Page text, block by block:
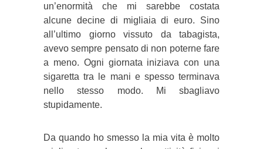
un’enormità che mi sarebbe costata
alcune decine di migliaia di euro. Sino
all’ultimo giorno vissuto da tabagista,
avevo sempre pensato di non poterne fare
a meno. Ogni giornata iniziava con una
sigaretta tra le mani e spesso terminava
nello stesso modo. Mi sbagliavo
stupidamente.
Da quando ho smesso la mia vita è molto